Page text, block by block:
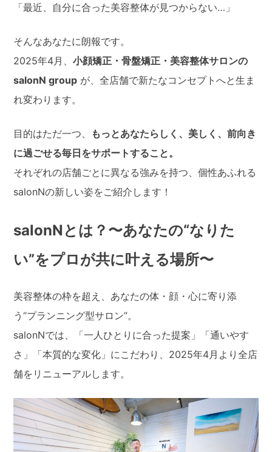
「最近、自分に合った美容整体が見つからない…」
そんなあなたに朗報です。
2025年4月、小顔矯正・骨盤矯正・美容整体サロンの
salonN group が、全店舗で新たなコンセプトへと生ま
れ変わります。
目的はただ一つ、
もっとあなたらしく、美しく、前向き
に過ごせる毎日をサポートすること。
それぞれの店舗ごとに異なる強みを持つ、個性あふれる
salonNの新しい姿をご紹介します！
salonNとは？〜あなたの“なりた
い”をプロが共に叶える場所〜
美容整体の枠を超え、あなたの体・顔・心に寄り添
う“プランニング型サロン”。
salonNでは、「一人ひとりに合った提案」「通いやす
さ」「本質的な変化」にこだわり、2025年4月より全店
舗をリニューアルします。